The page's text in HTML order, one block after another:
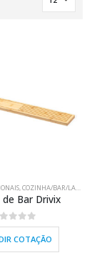
,USO PESSOAL
,COZINHA/BAR/LAR ,
Bar Drivix
of 5
COTAÇÃO